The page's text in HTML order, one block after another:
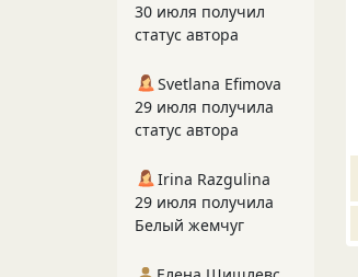
30 июля получил
статус автора
Svetlana Efimova
29 июля получила
статус автора
Irina Razgulina
29 июля получила
Белый жемчуг